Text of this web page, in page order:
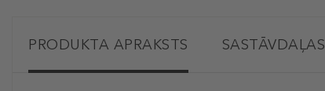
PRODUKTA APRAKSTS SASTĀVDAĻAS